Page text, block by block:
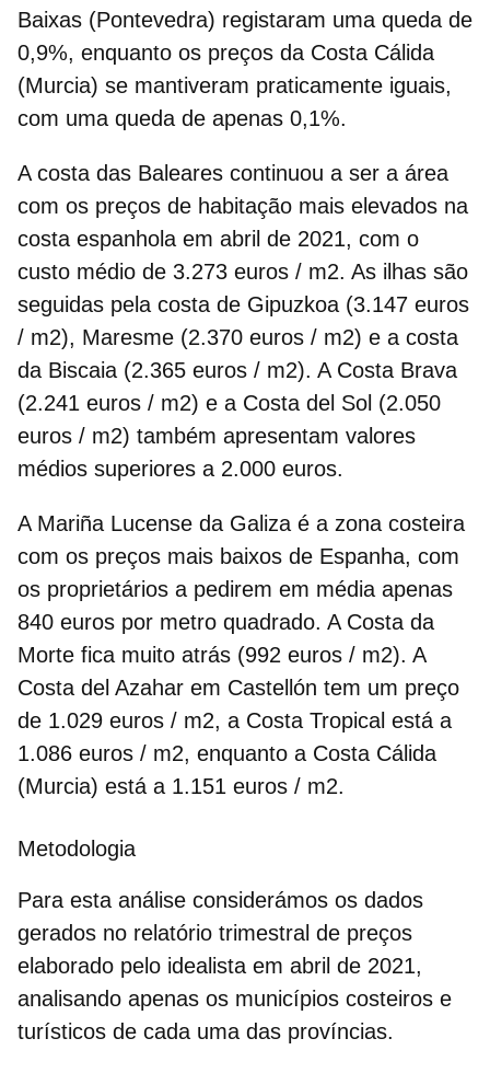
Baixas (Pontevedra) registaram uma queda de
0,9%, enquanto os preços da Costa Cálida
(Murcia) se mantiveram praticamente iguais,
com uma queda de apenas 0,1%.
A costa das Baleares continuou a ser a área
com os preços de habitação mais elevados na
costa espanhola em abril de 2021, com o
custo médio de 3.273 euros / m2. As ilhas são
seguidas pela costa de Gipuzkoa (3.147 euros
/ m2), Maresme (2.370 euros / m2) e a costa
da Biscaia (2.365 euros / m2). A Costa Brava
(2.241 euros / m2) e a Costa del Sol (2.050
euros / m2) também apresentam valores
médios superiores a 2.000 euros.
A Mariña Lucense da Galiza é a zona costeira
com os preços mais baixos de Espanha, com
os proprietários a pedirem em média apenas
840 euros por metro quadrado. A Costa da
Morte fica muito atrás (992 euros / m2). A
Costa del Azahar em Castellón tem um preço
de 1.029 euros / m2, a Costa Tropical está a
1.086 euros / m2, enquanto a Costa Cálida
(Murcia) está a 1.151 euros / m2.
Metodologia
Para esta análise considerámos os dados
gerados no relatório trimestral de preços
elaborado pelo idealista em abril de 2021,
analisando apenas os municípios costeiros e
turísticos de cada uma das províncias.